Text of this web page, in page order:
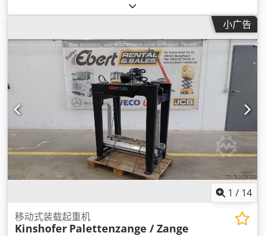
小广告
1 / 14
移动式装载起重机
Kinshofer Palettenzange / Zange